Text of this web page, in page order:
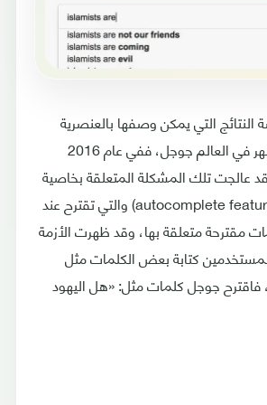
النتائج التي يمكن وصفها بالعنصرية
لمحرك البحث الأشهر في العالم جوجل، ففي عام 2016
عالجت تلك المشكلة المتعلقة بخاصية
«الاقتراح الآلي» (autocomplete feature) والتي تقترح عند
مقترحة متعلقة بها، وقد ظهرت الأزمة
كتابة بعض الكلمات مثل
فاقترح جوجل كلمات مثل: «هل اليهود